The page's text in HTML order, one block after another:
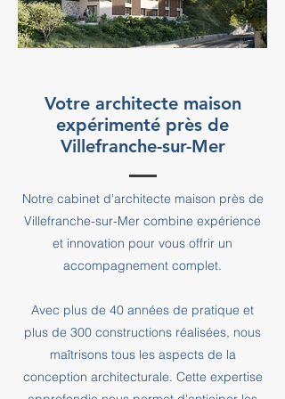
Votre architecte maison
expérimenté près de
Villefranche-sur-Mer
Notre cabinet d'architecte maison près de
Villefranche-sur-Mer combine expérience
et innovation pour vous offrir un
accompagnement complet.
Avec plus de 40 années de pratique et
plus de 300 constructions réalisées, nous
maîtrisons tous les aspects de la
conception architecturale. Cette expertise